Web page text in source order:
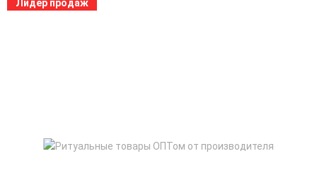
Лидер продаж